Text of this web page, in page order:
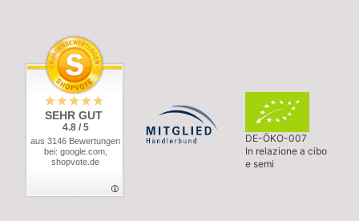
SEHR GUT
4.8 / 5
aus 3146 Bewertungen
bei: google.com,
shopvote.de
DE-ÖKO-007
In relazione a cibo
e semi